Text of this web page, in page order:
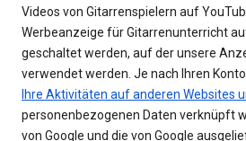
Videos von Gitarrenspielern auf
Werbeanzeige für Gitarrenunterricht
geschaltet werden, auf der unsere
verwendet werden. Je nach Ihren
Ihre Aktivitäten auf anderen Websites
personenbezogenen Daten verknüpft
von Google und die von Google